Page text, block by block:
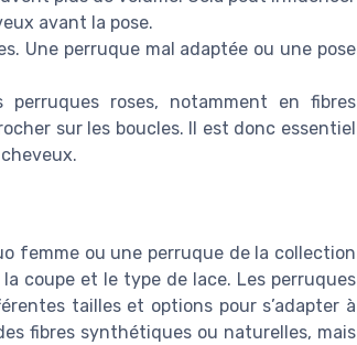
avant la pose.
Une perruque mal adaptée ou une pose
perruques roses, notamment en fibres
sur les boucles. Il est donc essentiel
femme ou une perruque de la collection
coupe et le type de lace. Les perruques
tailles et options pour s’adapter à
fibres synthétiques ou naturelles, mais